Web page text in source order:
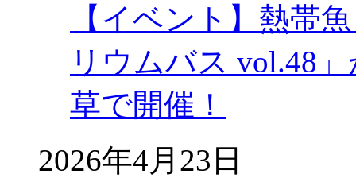
【イベント】熱帯
リウムバス vol.48
草で開催！
2026年4月23日